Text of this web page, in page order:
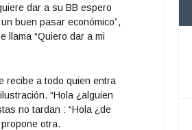
dar a su BB espero
buen pasar económico”,
llama “Quiero dar a mi
recibe a todo quien entra
“Hola ¿alguien
no tardan : “Hola ¿de
otra.